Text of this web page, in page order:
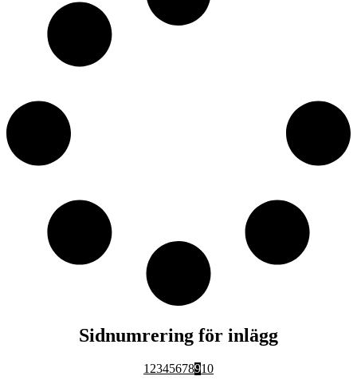
Sidnumrering för inlägg
1 2345678910